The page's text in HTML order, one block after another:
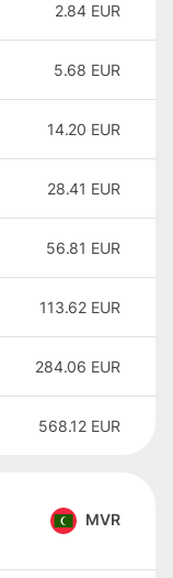
2.84 EUR
5.68 EUR
14.20 EUR
28.41 EUR
56.81 EUR
113.62 EUR
284.06 EUR
568.12 EUR
MVR